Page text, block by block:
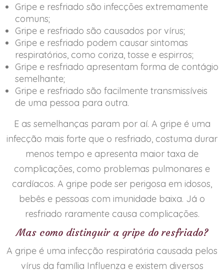
Gripe e resfriado são infecções extremamente
comuns;
Gripe e resfriado são causados por vírus;
Gripe e resfriado podem causar sintomas
respiratórios, como coriza, tosse e espirros;
Gripe e resfriado apresentam forma de contágio
semelhante;
Gripe e resfriado são facilmente transmissíveis
de uma pessoa para outra.
E as semelhanças param por aí. A gripe é uma
infecção mais forte que o resfriado, costuma durar
menos tempo e apresenta maior taxa de
complicações, como problemas pulmonares e
cardíacos. A gripe pode ser perigosa em idosos,
bebês e pessoas com imunidade baixa. Já o
resfriado raramente causa complicações.
Mas como distinguir a gripe do resfriado?
A gripe é uma infecção respiratória causada pelos
vírus da família Influenza e existem diversos